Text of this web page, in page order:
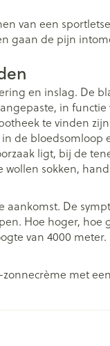
van een
gaan de pijn
en inslag. De
in
te vinden
de
ligt, bij de
sokken,
aankomst. De
Hoe hoger,
van 4000
met